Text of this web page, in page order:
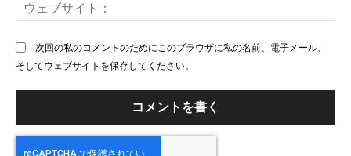
ェ
次回の私のコメントのためにこのブラウザに私の名前、電子メール、
そしてウェブサイトを保存してください。